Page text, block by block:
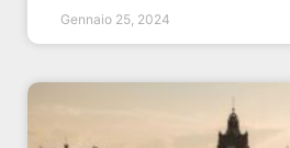
Gennaio 25, 2024